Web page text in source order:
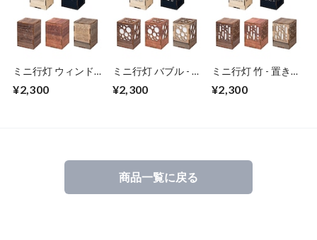
ミニ行灯 ウィンド -
¥2,300
ミニ行灯 バブル - 置
¥2,300
ミニ行灯 竹 - 置き型
¥2,300
商品一覧に戻る